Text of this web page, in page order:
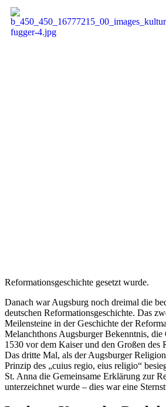
Reformationsgeschichte gesetzt wurde.
Danach war Augsburg noch dreimal die
deutschen Reformationsgeschichte. Das
Meilensteine in der Geschichte der
Melanchthons Augsburger Bekenntnis, die
1530 vor dem Kaiser und den Großen des
Das dritte Mal, als der Augsburger
Prinzip des „cuius regio, eius religio“
St. Anna die Gemeinsame Erklärung zur
unterzeichnet wurde – dies war eine